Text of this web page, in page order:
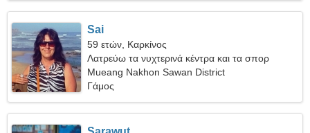
Sai
59 ετών, Καρκίνος
Λατρεύω τα νυχτερινά κέντρα και τα σπορ
Mueang Nakhon Sawan District
Γάμος